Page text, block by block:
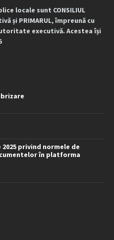
locale sunt CONSILIUL
și PRIMARUL, împreună cu
executivă. Acestea își
2025 privind normele de
în platforma